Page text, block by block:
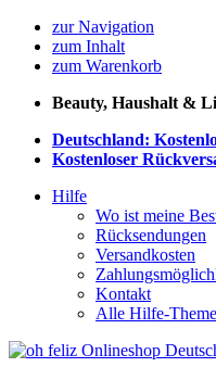
zur Navigation
zum Inhalt
zum Warenkorb
Beauty, Haushalt &
Deutschland:
Kostenloser
Hilfe
Wo ist meine
Rücksendungen
Versandkosten
Kontakt
Alle Hilfe-